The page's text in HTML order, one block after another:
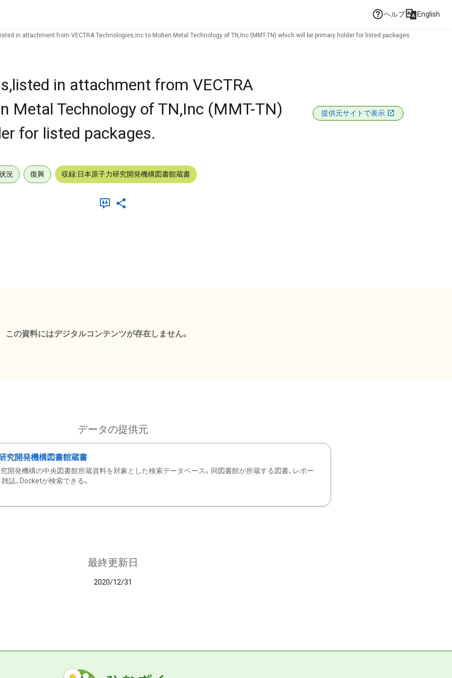
ヘルプ English
in attachment from VECTRA Technologies,Inc to Molten Metal Technology of TN,Inc (MMT-TN) which will be primary holder for listed packages.
in attachment from VECTRA
Metal Technology of TN,Inc (MMT-TN)
for listed packages.
提供元サイトで表示
況 復興 収録:日本原子力研究開発機構図書館蔵書
この資料にはデジタルコンテンツが存在しません。
データの提供元
究開発機構図書館蔵書
開発機構の中央図書館所蔵資料を対象とした検索データベース。同図書館が所蔵する図書、レポー
雑誌、Docketが検索できる。
最終更新日
2020/12/31